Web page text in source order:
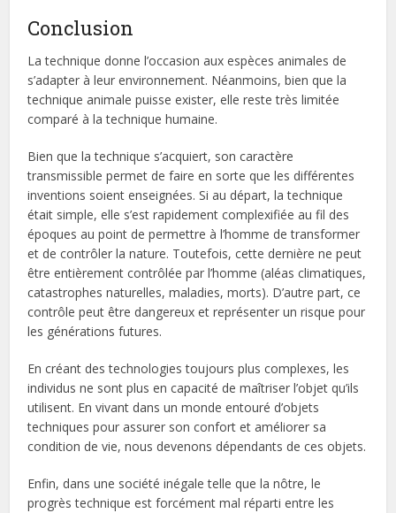
Conclusion
La technique donne l’occasion aux espèces animales de
s’adapter à leur environnement. Néanmoins, bien que la
technique animale puisse exister, elle reste très limitée
comparé à la technique humaine.
Bien que la technique s’acquiert, son caractère
transmissible permet de faire en sorte que les différentes
inventions soient enseignées. Si au départ, la technique
était simple, elle s’est rapidement complexifiée au fil des
époques au point de permettre à l’homme de transformer
et de contrôler la nature. Toutefois, cette dernière ne peut
être entièrement contrôlée par l’homme (aléas climatiques,
catastrophes naturelles, maladies, morts). D’autre part, ce
contrôle peut être dangereux et représenter un risque pour
les générations futures.
En créant des technologies toujours plus complexes, les
individus ne sont plus en capacité de maîtriser l’objet qu’ils
utilisent. En vivant dans un monde entouré d’objets
techniques pour assurer son confort et améliorer sa
condition de vie, nous devenons dépendants de ces objets.
Enfin, dans une société inégale telle que la nôtre, le
progrès technique est forcément mal réparti entre les